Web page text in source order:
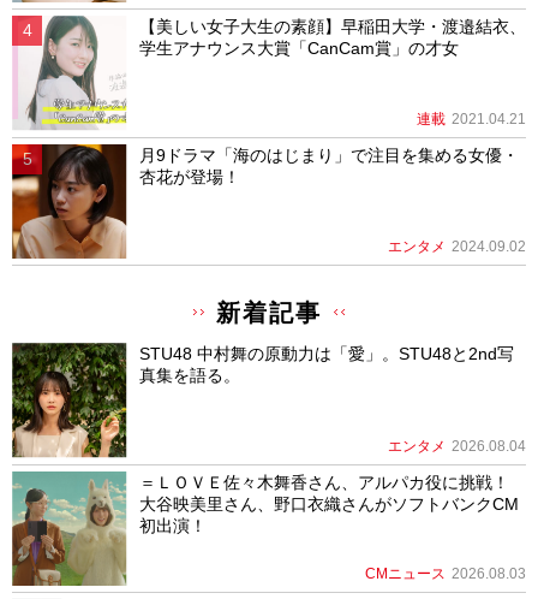
【美しい女子大生の素顔】早稲田大学・渡邉結衣、
学生アナウンス大賞「CanCam賞」の才女
連載 2021.04.21
月9ドラマ「海のはじまり」で注目を集める女優・
杏花が登場！
エンタメ 2024.09.02
新着記事
STU48 中村舞の原動力は「愛」。STU48と2nd写
真集を語る。
エンタメ 2026.08.04
＝ＬＯＶＥ佐々木舞香さん、アルパカ役に挑戦！
大谷映美里さん、野口衣織さんがソフトバンクCM
初出演！
CMニュース 2026.08.03